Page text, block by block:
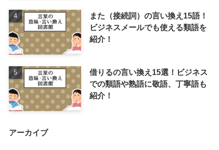
また（接続詞）の言い換え15語！
ビジネスメールでも使える類語を
紹介！
借りるの言い換え15選！ビジネス
での類語や熟語に敬語、丁寧語も
紹介！
アーカイブ